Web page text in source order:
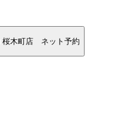
桜木町店 ネット予約